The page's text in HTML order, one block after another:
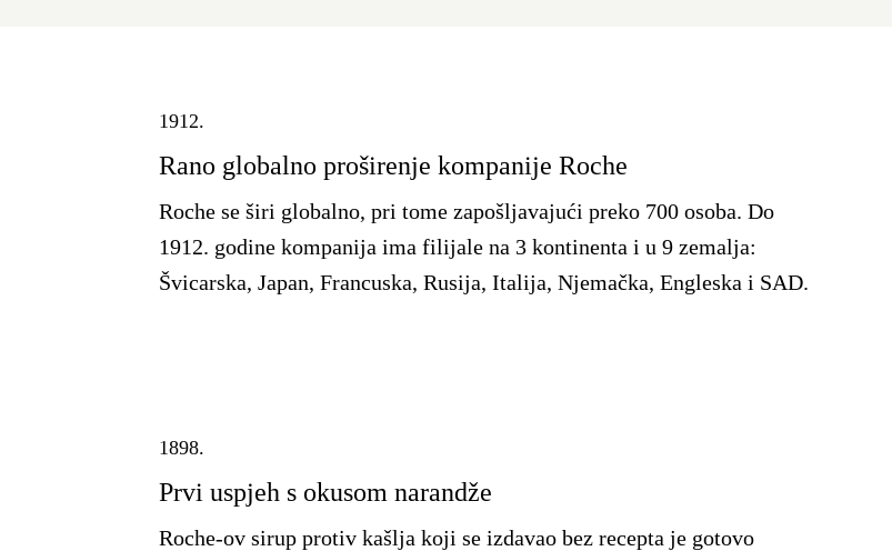
1912.
Rano globalno proširenje kompanije Roche
Roche se širi globalno, pri tome zapošljavajući preko 700 osoba. Do
1912. godine kompanija ima filijale na 3 kontinenta i u 9 zemalja:
Švicarska, Japan, Francuska, Rusija, Italija, Njemačka, Engleska i SAD.
1898.
Prvi uspjeh s okusom narandže
Roche-ov sirup protiv kašlja koji se izdavao bez recepta je gotovo